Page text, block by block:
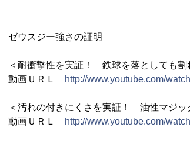
ゼウスジー強さの証明
＜耐衝撃性を実証！ 鉄球を落としても割
動画ＵＲＬ
http://www.youtube.com/
＜汚れの付きにくさを実証！ 油性マジッ
動画ＵＲＬ
http://www.youtube.com/